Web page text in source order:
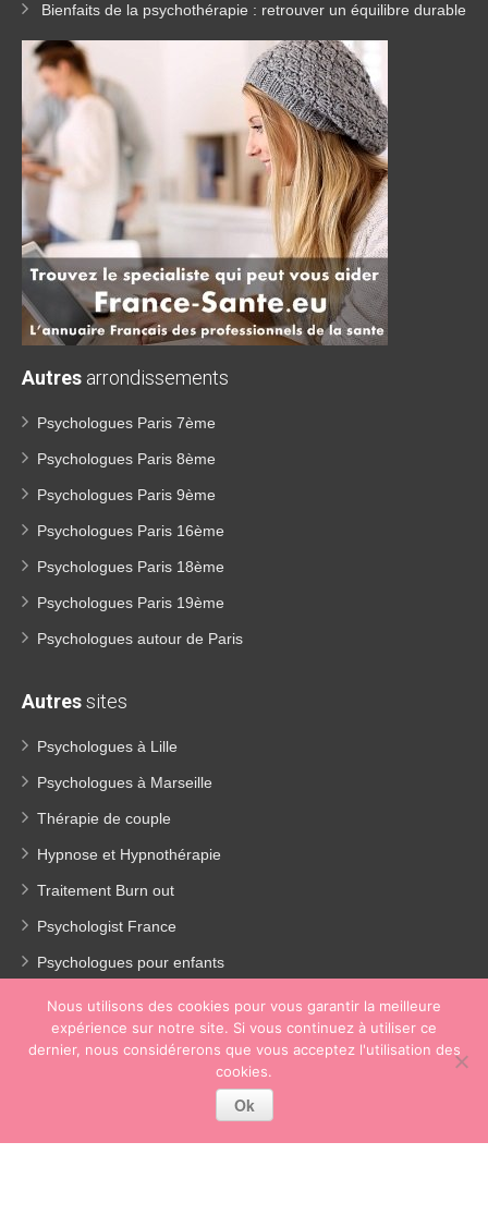
Bienfaits de la psychothérapie : retrouver un équilibre durable
Autres arrondissements
Psychologues Paris 7ème
Psychologues Paris 8ème
Psychologues Paris 9ème
Psychologues Paris 16ème
Psychologues Paris 18ème
Psychologues Paris 19ème
Psychologues autour de Paris
Autressites
Psychologues à Lille
Psychologues à Marseille
Thérapie de couple
Hypnose et Hypnothérapie
Traitement Burn out
Psychologist France
Psychologues pour enfants
Thérapie de la dépression
Perte de poids
Nous utilisons des cookies pour vous garantir la meilleure
expérience sur notre site. Si vous continuez à utiliser ce
dernier, nous considérerons que vous acceptez l'utilisation des
cookies.
Ok